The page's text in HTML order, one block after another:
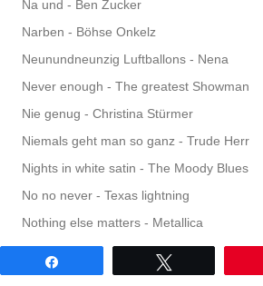
Na und - Ben Zucker
Narben - Böhse Onkelz
Neunundneunzig Luftballons - Nena
Never enough - The greatest Showman
Nie genug - Christina Stürmer
Niemals geht man so ganz - Trude Herr
Nights in white satin - The Moody Blues
No no never - Texas lightning
Nothing else matters - Metallica
Ocean deep - Beast in Black
One night stand - Marina Marx